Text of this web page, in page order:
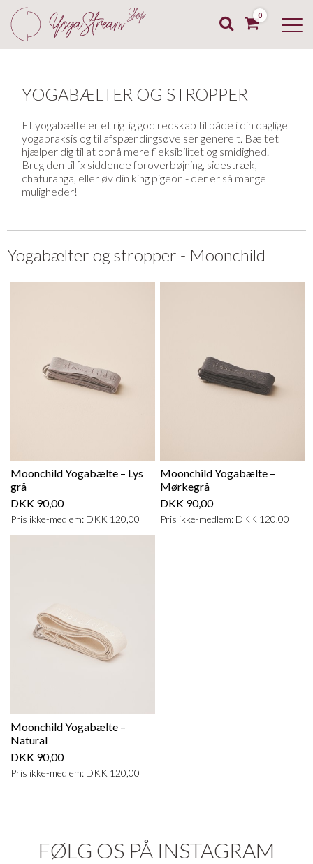
0
YOGABÆLTER OG STROPPER
Et yogabælte er et rigtig god redskab til både i din daglige
yogapraksis og til afspændingsøvelser generelt. Bæltet
hjælper dig til at opnå mere fleksibilitet og smidighed.
Brug den til fx siddende foroverbøjning, sidestræk,
chaturanga, eller øv din king pigeon - der er så mange
muligheder!
Yogabælter og stropper - Moonchild
Moonchild Yogabælte – Lys
grå
DKK 90,00
Pris ikke-medlem: DKK 120,00
Moonchild Yogabælte –
Mørkegrå
DKK 90,00
Pris ikke-medlem: DKK 120,00
Moonchild Yogabælte –
Natural
DKK 90,00
Pris ikke-medlem: DKK 120,00
FØLG OS PÅ INSTAGRAM